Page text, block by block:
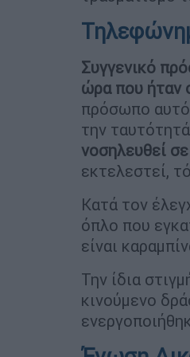
Συγγενικό
ώρα που ήταν
πρόσωπο αυτό
την
νοσηλευθεί
εκτελεστεί,
Κατά τον
όπλο που
είναι
Την ίδια
κινούμενο